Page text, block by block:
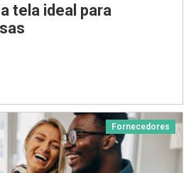
tela ideal para
Fornecedores